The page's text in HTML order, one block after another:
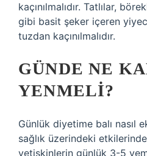
kaçınılmalıdır. Tatlılar,
gibi basit şeker içeren
tuzdan kaçınılmalıdır.
GÜNDE NE
YENMELI?
Günlük diyetime balı nasıl
sağlık üzerindeki
yetişkinlerin günlük 3-5